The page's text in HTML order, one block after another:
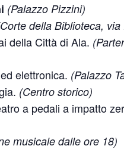
(Palazzo Pizzini)
della Biblioteca, via
della Città di Ala.
elettronica. (Palazzo
(Centro storico)
a pedali a impatto
musicale dalle ore 18)